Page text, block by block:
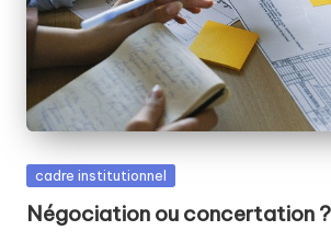
e
ri
e
Posted
cadre institutionnel
Négociation ou concertation